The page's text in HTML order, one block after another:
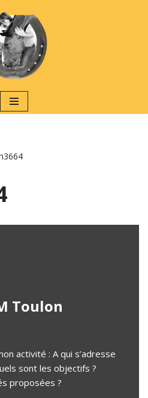
Toulon
activité : A qui s’adresse
sont les objectifs ?
proposées ?